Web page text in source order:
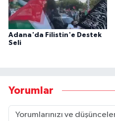
Adana'da Filistin'e Destek
Seli
Yorumlar